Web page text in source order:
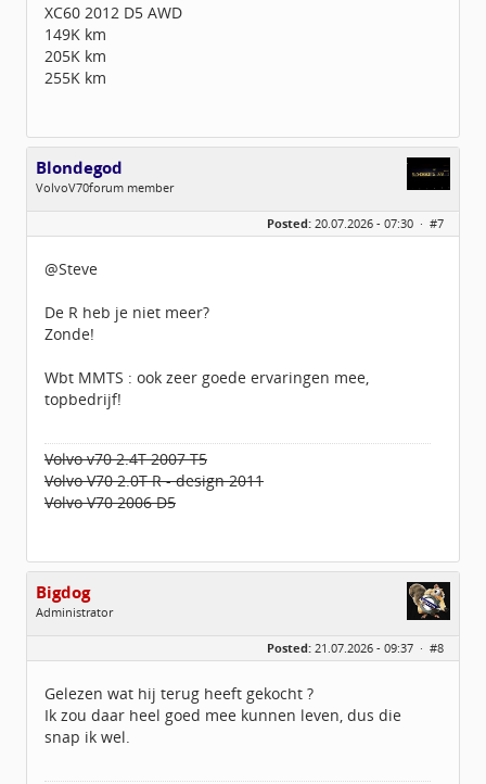
XC60 2012 D5 AWD
149K km
205K km
255K km
Blondegod
VolvoV70forum member
Geslacht:
n/a
Berichten:
752
Posted: 20.07.2026 - 07:30 · #7
@Steve
De R heb je niet meer?
Zonde!
Wbt MMTS : ook zeer goede ervaringen mee,
topbedrijf!
Volvo v70 2.4T 2007 T5
Volvo V70 2.0T R - design 2011
Volvo V70 2006 D5
Bigdog
Administrator
Homepage:
volvov70forum.com
Geregistreerd:07 / 2009
Posted: 21.07.2026 - 09:37 · #8
Gelezen wat hij terug heeft gekocht ?
Ik zou daar heel goed mee kunnen leven, dus die
snap ik wel.